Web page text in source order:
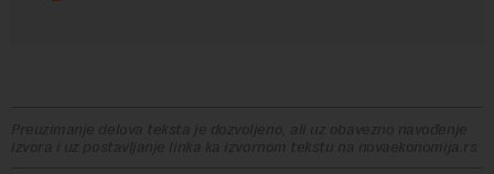
Preuzimanje delova teksta je dozvoljeno, ali uz obavezno navođenje
izvora i uz postavljanje linka ka izvornom tekstu na novaekonomija.rs